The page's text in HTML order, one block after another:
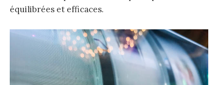
équilibrées et efficaces.